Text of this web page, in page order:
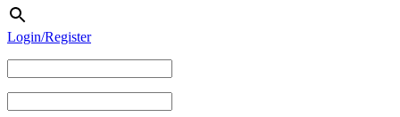
Login/Register